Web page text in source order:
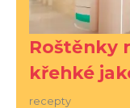
Roštěnky
křehké
recepty